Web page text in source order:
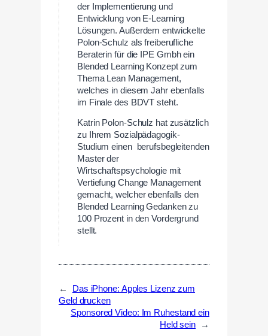
der Implementierung und
Entwicklung von E-Learning
Lösungen. Außerdem entwickelte
Polon-Schulz als freiberufliche
Beraterin für die IPE Gmbh ein
Blended Learning Konzept zum
Thema Lean Management,
welches in diesem Jahr ebenfalls
im Finale des BDVT steht.
Katrin Polon-Schulz hat zusätzlich
zu Ihrem Sozialpädagogik-
Studium einen berufsbegleitenden
Master der
Wirtschaftspsychologie mit
Vertiefung Change Management
gemacht, welcher ebenfalls den
Blended Learning Gedanken zu
100 Prozent in den Vordergrund
stellt.
←
Das iPhone: Apples Lizenz zum
Geld drucken
Sponsored Video: Im Ruhestand ein
Held sein
→